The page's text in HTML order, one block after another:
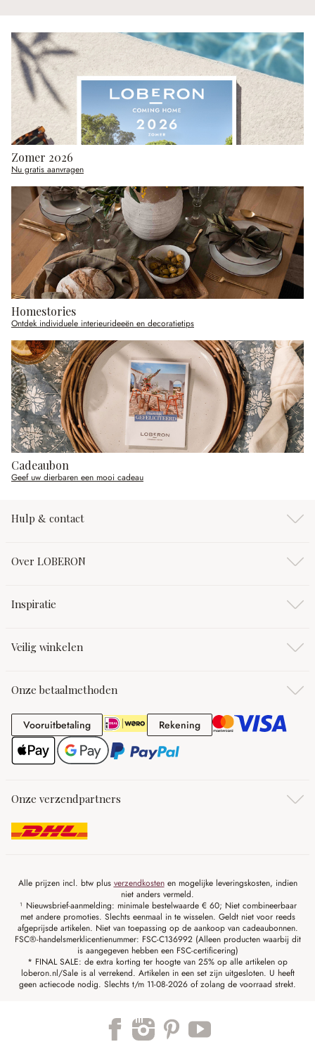
Zomer 2026
Nu gratis aanvragen
Homestories
Ontdek individuele interieurideeën en decoratietips
Cadeaubon
Geef uw dierbaren een mooi cadeau
Hulp & contact
Over LOBERON
Inspiratie
Veilig winkelen
Onze betaalmethoden
VooruitbetalingVooruitbetaling RekeningRekening
Onze verzendpartners
Alle prijzen incl. btw plus verzendkostenen mogelijke leveringskosten, indien
niet anders vermeld.
¹ Nieuwsbrief-aanmelding: minimale bestelwaarde € 60; Niet combineerbaar
met andere promoties. Slechts eenmaal in te wisselen. Geldt niet voor reeds
afgeprijsde artikelen. Niet van toepassing op de aankoop van cadeaubonnen.
FSC®-handelsmerklicentienummer: FSC-C136992 (Alleen producten waarbij dit
is aangegeven hebben een FSC-certificering)
* FINAL SALE: de extra korting ter hoogte van 25% op alle artikelen op
loberon.nl/Sale is al verrekend. Artikelen in een set zijn uitgesloten. U heeft
geen actiecode nodig. Slechts t/m 11-08-2026 of zolang de voorraad strekt.